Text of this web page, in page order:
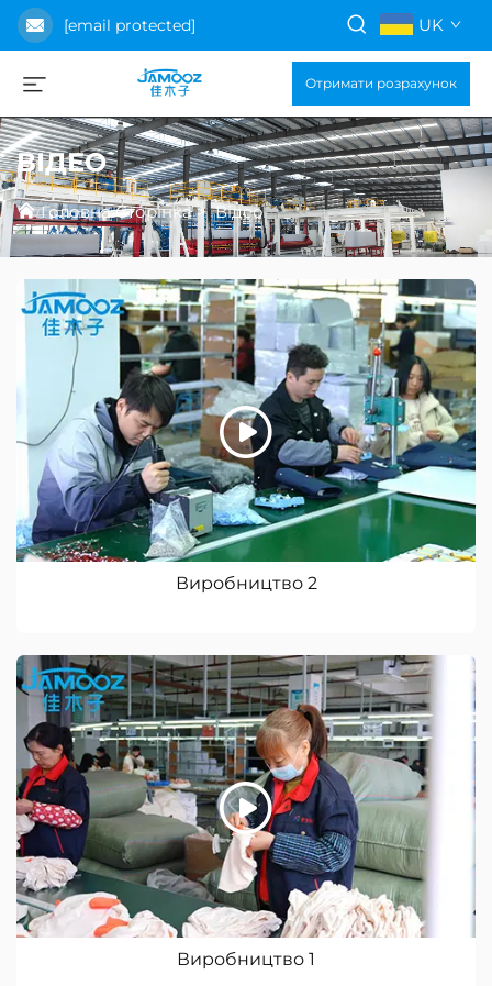
[email protected] UK
Отримати розрахунок
ВІДЕО
Головна Сторінка>Відео
Виробництво 2
Виробництво 1